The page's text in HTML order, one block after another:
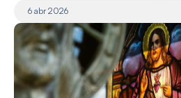
6 abr 2026